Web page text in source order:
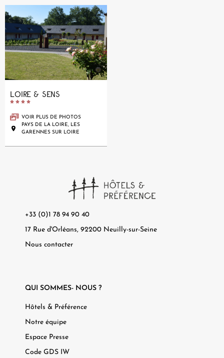
LOIRE & SENS
   
VOIR PLUS DE PHOTOS
PAYS DE LA LOIRE, LES
GARENNES SUR LOIRE
+33 (0)1 78 94 90 40
17 Rue d'Orléans, 92200 Neuilly-sur-Seine
Nous contacter
QUI SOMMES- NOUS ?
Hôtels & Préférence
Notre équipe
Espace Presse
Code GDS IW